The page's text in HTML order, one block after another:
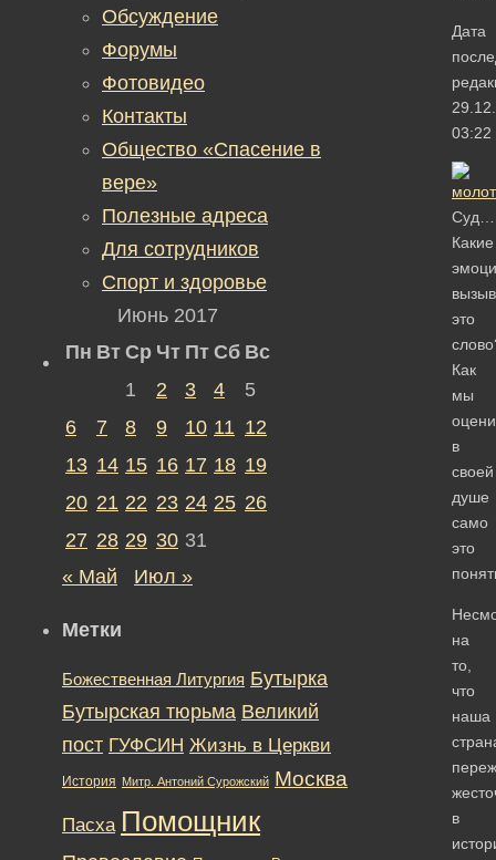
Дата
03:22
Суд…
Какие
это
Как
мы
в
своей
душе
само
это
на
то,
что
наша
в
Обсуждение
Форумы
Фотовидео
Контакты
Общество «Спасение в
вере»
Полезные адреса
Для сотрудников
Спорт и здоровье
Июнь 2017
Пн Вт Ср Чт Пт Сб Вс
1
2 3 4
5
6
7 8 9 10 11 12
13 14 15 16 17 18 19
20 21 22 23 24 25 26
27 28 29 30 31
« Май
Июл »
Метки
Божественная Литургия Бутырка
Бутырская тюрьма Великий
пост ГУФСИН Жизнь в Церкви
История Митр. Антоний Сурожский Москва
Пасха Помощник